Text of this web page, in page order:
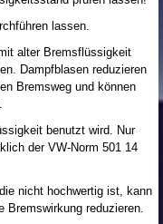
lassen.
alter Bremsflüssigkeit
Dampfblasen reduzieren
Bremsweg und können
benutzt wird. Nur
der VW-Norm 501 14
nicht hochwertig ist, kann
Bremswirkung reduzieren.